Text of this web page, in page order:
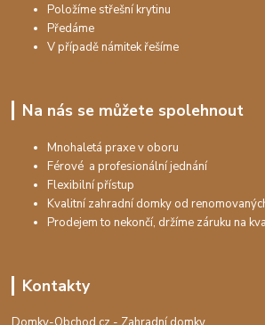
Položíme střešní krytinu
Předáme
V případě námitek řešíme
Na nás se můžete spolehnout
Mnohaletá praxe v oboru
Férové a profesionální jednání
Flexibilní přístup
Kvalitní zahradní domky od
Prodejem to nekončí, držíme záruku na
Kontakty